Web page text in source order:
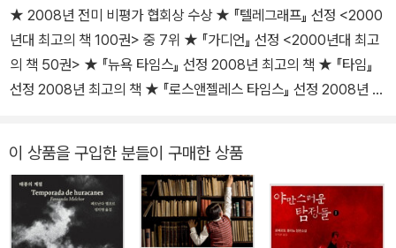
★ 2008년 전미 비평가 협회상 수상 ★ 『텔레그래프』 선정 <2000
년대 최고의 책 100권> 중 7위 ★ 『가디언』 선정 <2000년대 최고
의 책 50권> ★ 『뉴욕 타임스』 선정 2008년 최고의 책 ★ 『타임』
선정 2008년 최고의 책 ★ 『로스앤젤레스 타임스』 선정 2008년 최
09년 최고의 책 ★ 『인디펜던트 온 선데이』 선정 2009년 최고의 문
학 ★ 『샌프란시스코 크로니클』 선정 2009년 최고의 책 압도적인
장정, 압도적인 이야기 로베르토 볼라뇨 20주기 특별합본판 『2666』
로베르토 볼라뇨의 전설적인 대표작 『2666』이 볼라뇨의 20주기를
이 상품을 구입한 분들이 구매한 상품